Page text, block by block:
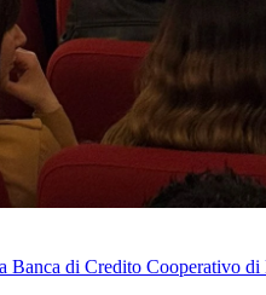
Banca di Credito Cooperativo di